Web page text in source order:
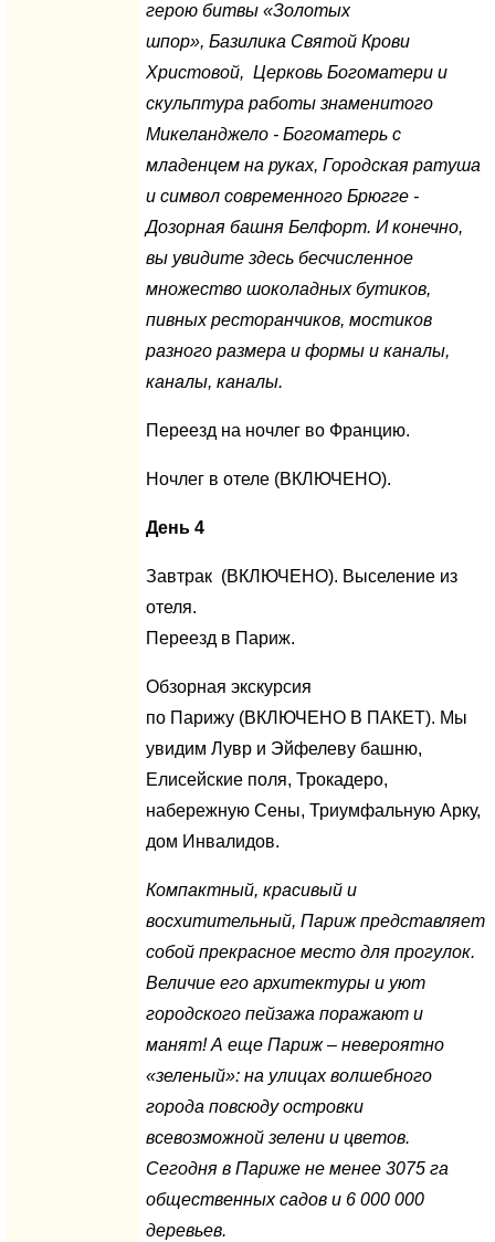
герою битвы «Золотых
шпор», Базилика Святой Крови
Христовой, Церковь Богоматери и
скульптура работы знаменитого
Микеланджело - Богоматерь с
младенцем на руках, Городская ратуша
и символ современного Брюгге -
Дозорная башня Белфорт. И конечно,
вы увидите здесь бесчисленное
множество шоколадных бутиков,
пивных ресторанчиков, мостиков
разного размера и формы и каналы,
каналы, каналы.
Переезд на ночлег во Францию.
Ночлег в отеле (ВКЛЮЧЕНО).
День 4
Завтрак (ВКЛЮЧЕНО). Выселение из
отеля.
Переезд в Париж.
Обзорная экскурсия
по Парижу (ВКЛЮЧЕНО В ПАКЕТ). Мы
увидим Лувр и Эйфелеву башню,
Елисейские поля, Трокадеро,
набережную Сены, Триумфальную Арку,
дом Инвалидов.
Компактный, красивый и
восхитительный, Парижпредставляет
собой прекрасное место для прогулок.
Величие его архитектуры и уют
городского пейзажа поражают и
манят! А еще Париж– невероятно
«зеленый»: на улицах волшебного
города повсюду островки
всевозможной зелени и цветов.
Сегодня в Париже не менее 3075 га
общественных садов и 6 000 000
деревьев.